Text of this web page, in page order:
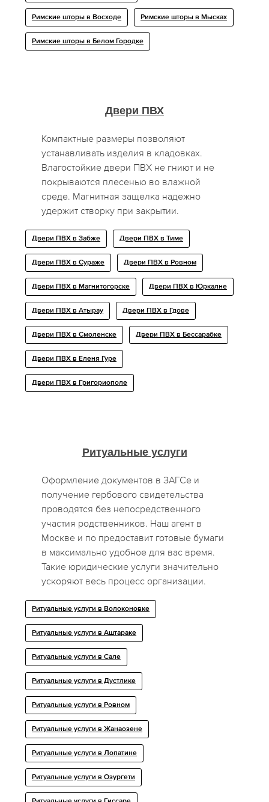
Римские шторы в Восходе Римские шторы в Мысках
Римские шторы в Белом Городке
Двери ПВХ
Компактные размеры позволяют
устанавливать изделия в кладовках.
Влагостойкие двери ПВХ не гниют и не
покрываются плесенью во влажной
среде. Магнитная защелка надежно
удержит створку при закрытии.
Двери ПВХ в Забже Двери ПВХ в Тиме
Двери ПВХ в Сураже Двери ПВХ в Ровном
Двери ПВХ в Магнитогорске Двери ПВХ в Юркалне
Двери ПВХ в Атырау Двери ПВХ в Гдове
Двери ПВХ в Смоленске Двери ПВХ в Бессарабке
Двери ПВХ в Еленя Гуре
Двери ПВХ в Григориополе
Ритуальные услуги
Оформление документов в ЗАГСе и
получение гербового свидетельства
проводятся без непосредственного
участия родственников. Наш агент в
Москве и по предоставит готовые бумаги
в максимально удобное для вас время.
Такие юридические услуги значительно
ускоряют весь процесс организации.
Ритуальные услуги в Волоконовке
Ритуальные услуги в Аштараке
Ритуальные услуги в Сале
Ритуальные услуги в Дустлике
Ритуальные услуги в Ровном
Ритуальные услуги в Жанаозене
Ритуальные услуги в Лопатине
Ритуальные услуги в Озургети